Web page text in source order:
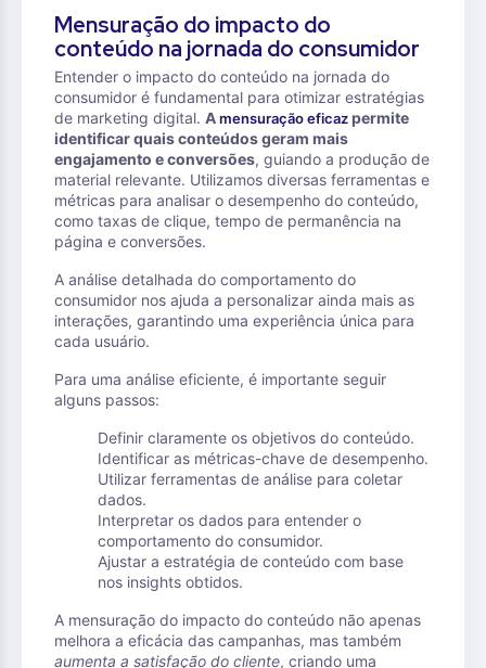
Mensuração do impacto do
conteúdo na jornada do consumidor
Entender o impacto do conteúdo na jornada do
consumidor é fundamental para otimizar estratégias
de marketing digital. Amensuração eficazpermite
identificar quais conteúdos geram mais
engajamento e conversões, guiando a produção de
material relevante. Utilizamos diversas ferramentas e
métricas para analisar o desempenho do conteúdo,
como taxas de clique, tempo de permanência na
página e conversões.
A análise detalhada do comportamento do
consumidor nos ajuda a personalizar ainda mais as
interações, garantindo uma experiência única para
cada usuário.
Para uma análise eficiente, é importante seguir
alguns passos:
Definir claramente os objetivos do conteúdo.
Identificar as métricas-chave de desempenho.
Utilizar ferramentas de análise para coletar
dados.
Interpretar os dados para entender o
comportamento do consumidor.
Ajustar a estratégia de conteúdo com base
nos insights obtidos.
A mensuração do impacto do conteúdo não apenas
melhora a eficácia das campanhas, mas também
aumenta a satisfação do cliente, criando uma